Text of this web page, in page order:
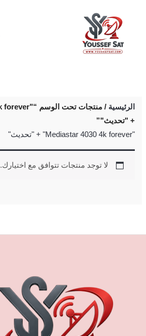
الرئيسية
+ "تحديث"”
"Mediastar 4030 4k forever" + "تحديث"
لا توجد منتجات تتوافق مع اختيارك.